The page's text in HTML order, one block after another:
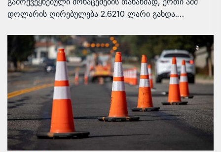
დოლარის ღირებულება 2.6210 ლარი გახდა.…